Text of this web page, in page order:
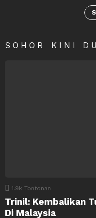
SOHOR KINI
1.9k Tontonan
Trinil: Kembalikan
Di Malaysia